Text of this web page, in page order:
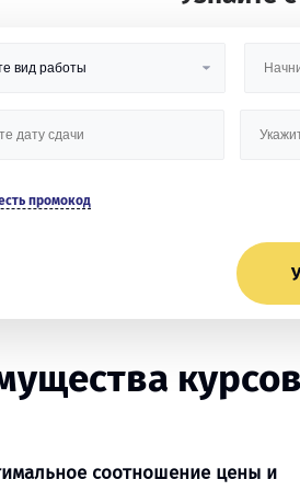
промокод
соотношение цены и